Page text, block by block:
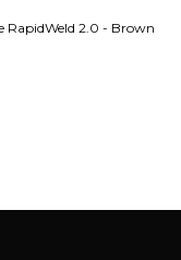
RapidWeld 2.0 - Brown